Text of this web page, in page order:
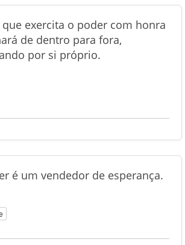
exercita o poder com honra
de dentro para fora,
por si próprio.
é um vendedor de esperança.